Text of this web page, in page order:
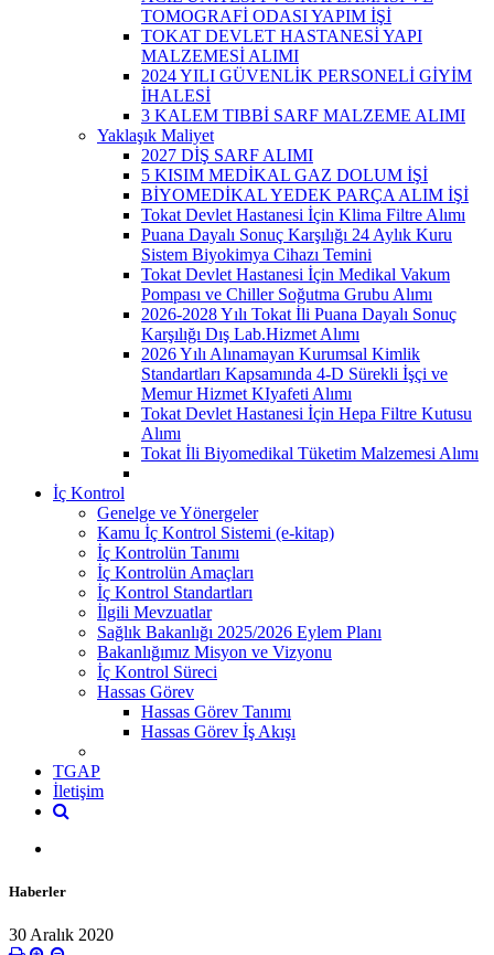
TOMOGRAFİ ODASI YAPIM İŞİ
TOKAT DEVLET HASTANESİ YAPI
MALZEMESİ ALIMI
2024 YILI GÜVENLİK PERSONELİ GİYİM
İHALESİ
3 KALEM TIBBİ SARF MALZEME ALIMI
Yaklaşık Maliyet
2027 DİŞ SARF ALIMI
5 KISIM MEDİKAL GAZ DOLUM İŞİ
BİYOMEDİKAL YEDEK PARÇA ALIM İŞİ
Tokat Devlet Hastanesi İçin Klima Filtre Alımı
Puana Dayalı Sonuç Karşılığı 24 Aylık Kuru
Sistem Biyokimya Cihazı Temini
Tokat Devlet Hastanesi İçin Medikal Vakum
Pompası ve Chiller Soğutma Grubu Alımı
2026-2028 Yılı Tokat İli Puana Dayalı Sonuç
Karşılığı Dış Lab.Hizmet Alımı
2026 Yılı Alınamayan Kurumsal Kimlik
Standartları Kapsamında 4-D Sürekli İşçi ve
Memur Hizmet KIyafeti Alımı
Tokat Devlet Hastanesi İçin Hepa Filtre Kutusu
Alımı
Tokat İli Biyomedikal Tüketim Malzemesi Alımı
İç Kontrol
Genelge ve Yönergeler
Kamu İç Kontrol Sistemi (e-kitap)
İç Kontrolün Tanımı
İç Kontrolün Amaçları
İç Kontrol Standartları
İlgili Mevzuatlar
Sağlık Bakanlığı 2025/2026 Eylem Planı
Bakanlığımız Misyon ve Vizyonu
İç Kontrol Süreci
Hassas Görev
Hassas Görev Tanımı
Hassas Görev İş Akışı
TGAP
İletişim
Haberler
30 Aralık 2020